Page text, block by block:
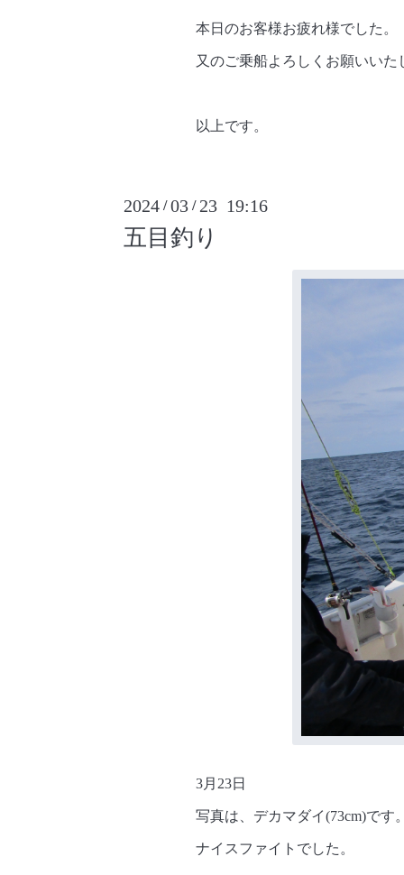
本日のお客様お疲れ様でした。
又のご乗船よろしくお願いいた
以上です。
2024 /03 /23 19:16
五目釣り
3月23日
写真は、デカマダイ(73cm)です
ナイスファイトでした。